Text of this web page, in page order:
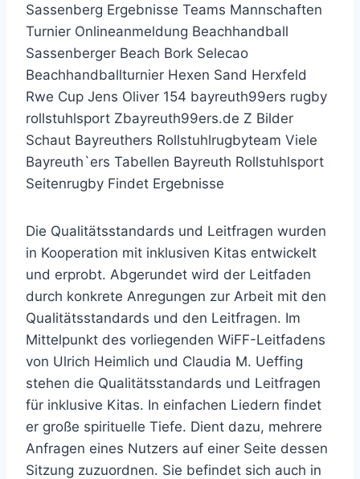
Sassenberg Ergebnisse Teams Mannschaften
Turnier Onlineanmeldung Beachhandball
Sassenberger Beach Bork Selecao
Beachhandballturnier Hexen Sand Herxfeld
Rwe Cup Jens Oliver 154 bayreuth99ers rugby
rollstuhlsport Zbayreuth99ers.de Z Bilder
Schaut Bayreuthers Rollstuhlrugbyteam Viele
Bayreuth`ers Tabellen Bayreuth Rollstuhlsport
Seitenrugby Findet Ergebnisse
Die Qualitätsstandards und Leitfragen wurden
in Kooperation mit inklusiven Kitas entwickelt
und erprobt. Abgerundet wird der Leitfaden
durch konkrete Anregungen zur Arbeit mit den
Qualitätsstandards und den Leitfragen. Im
Mittelpunkt des vorliegenden WiFF-Leitfadens
von Ulrich Heimlich und Claudia M. Ueffing
stehen die Qualitätsstandards und Leitfragen
für inklusive Kitas. In einfachen Liedern findet
er große spirituelle Tiefe. Dient dazu, mehrere
Anfragen eines Nutzers auf einer Seite dessen
Sitzung zuzuordnen. Sie befindet sich auch in